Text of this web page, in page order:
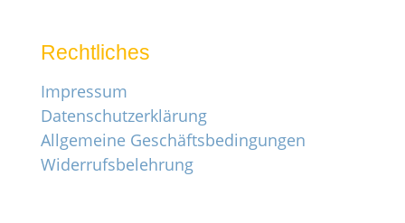
Rechtliches
Impressum
Datenschutzerklärung
Allgemeine Geschäftsbedingungen
Widerrufsbelehrung